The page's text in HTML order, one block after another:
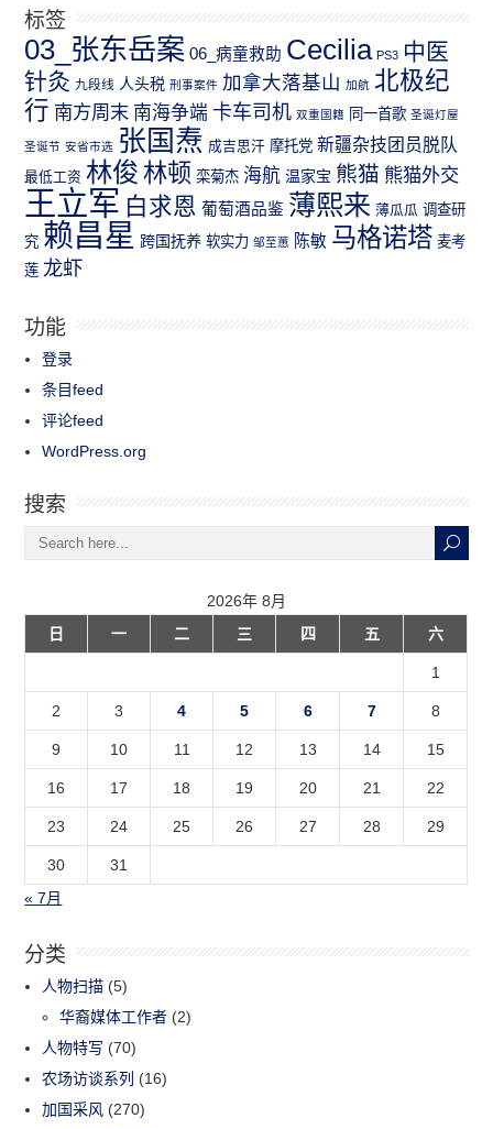
标签
03_张东岳案 06_病童救助 Cecilia PS3 中医
针灸 九段线 人头税 刑事案件 加拿大落基山 加航 北极纪
行 南方周末 南海争端 卡车司机 双重国籍 同一首歌 圣诞灯屋
圣诞节 安省市选 张国焘 成吉思汗 摩托党 新疆杂技团员脱队
最低工资 林俊 林顿 栾菊杰 海航 温家宝 熊猫 熊猫外交
王立军 白求恩 葡萄酒品鉴 薄熙来 薄瓜瓜 调查研
究 赖昌星 跨国抚养 软实力 邹至蕙 陈敏 马格诺塔 麦考
莲 龙虾
功能
登录
条目feed
评论feed
WordPress.org
搜索
2026年 8月
日
一 二 三 四 五 六
1
2 3 4 5 6 7 8
9 10 11 12 13 14 15
16 17 18 19 20 21 22
23 24 25 26 27 28 29
30
31
« 7月
分类
人物扫描 (5)
华裔媒体工作者 (2)
人物特写 (70)
农场访谈系列 (16)
加国采风 (270)